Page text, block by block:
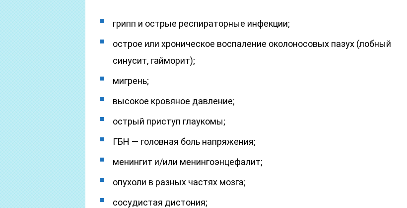
грипп и острые респираторные инфекции;
острое или хроническое воспаление околоносовых пазух (лобный
синусит, гайморит);
мигрень;
высокое кровяное давление;
острый приступ глаукомы;
ГБН — головная боль напряжения;
менингит и/или менингоэнцефалит;
опухоли в разных частях мозга;
сосудистая дистония;